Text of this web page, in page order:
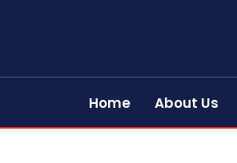
Home About Us